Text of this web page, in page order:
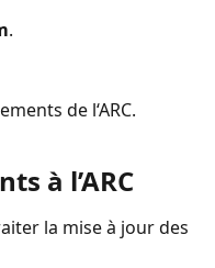
.
de l‘ARC.
à l’ARC
la mise à jour des